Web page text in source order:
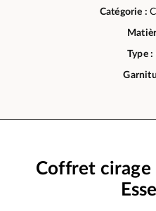
Catégorie :
Type :
Coffret cirage